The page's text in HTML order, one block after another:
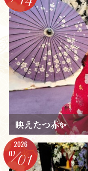
映えたつ赤✨️
2026
0701